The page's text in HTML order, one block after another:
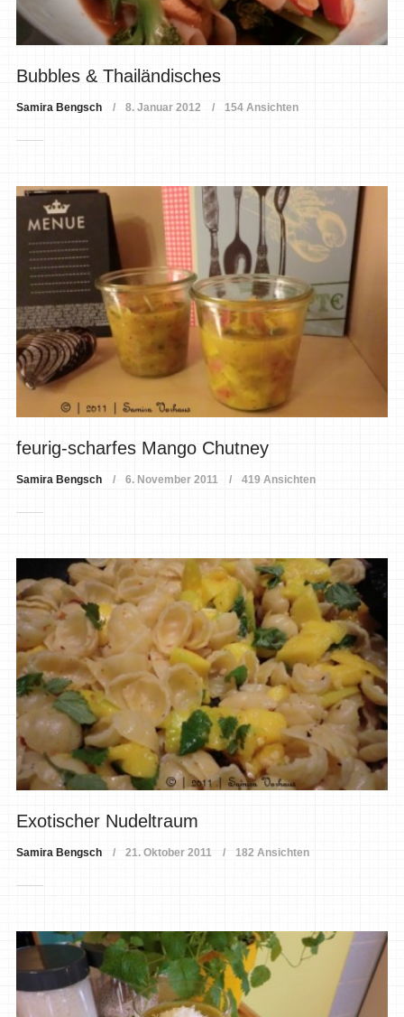
Bubbles & Thailändisches
Samira Bengsch 8. Januar 2012 154 Ansichten
feurig-scharfes Mango Chutney
Samira Bengsch 6. November 2011 419 Ansichten
Exotischer Nudeltraum
Samira Bengsch 21. Oktober 2011 182 Ansichten